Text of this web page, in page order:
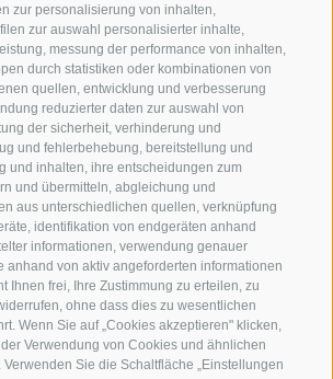
zur personalisierung von inhalten,
zur auswahl personalisierter inhalte,
messung der performance von inhalten,
durch statistiken oder kombinationen von
quellen, entwicklung und verbesserung
reduzierter daten zur auswahl von
der sicherheit, verhinderung und
und fehlerbehebung, bereitstellung und
und inhalten, ihre entscheidungen zum
und übermitteln, abgleichung und
aus unterschiedlichen quellen, verknüpfung
identifikation von endgeräten anhand
informationen, verwendung genauer
anhand von aktiv angeforderten informationen
Ihnen frei, Ihre Zustimmung zu erteilen, zu
ohne dass dies zu wesentlichen
Wenn Sie auf „Cookies akzeptieren" klicken,
Verwendung von Cookies und ähnlichen
Sie die Schaltfläche „Einstellungen